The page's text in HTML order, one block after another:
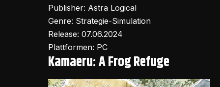
Publisher: Astra Logical
Genre: Strategie-Simulation
Release: 07.06.2024
Plattformen: PC
Kamaeru: A Frog Refuge